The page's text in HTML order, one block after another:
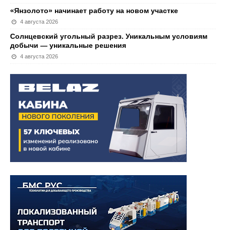
«Янзолото» начинает работу на новом участке
4 августа 2026
Солнцевский угольный разрез. Уникальным условиям
добычи — уникальные решения
4 августа 2026